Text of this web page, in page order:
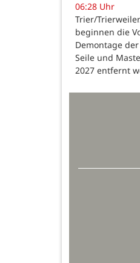
06:28 Uhr
Trier/
beginnen die
Demontage
Seile und
2027 entfernt